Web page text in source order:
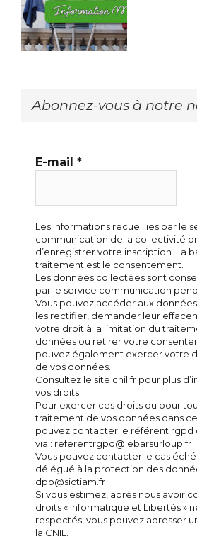
Abonnez-vous à notre
E-mail *
Les informations recueillies par le
communication de la collectivité
d’enregistrer votre inscription. La
traitement est le consentement.
Les données collectées sont
par le service communication
Vous pouvez accéder aux
les rectifier, demander leur
votre droit à la limitation du
données ou retirer votre
pouvez également exercer votre
de vos données.
Consultez le site cnil.fr pour plus
vos droits.
Pour exercer ces droits ou pour
traitement de vos données dans
pouvez contacter le référent rgpd
via : referentrgpd@lebarsurloup.fr
Vous pouvez contacter le cas
délégué à la protection des
dpo@sictiam.fr
Si vous estimez, après nous avoir
droits « Informatique et Libertés »
respectés, vous pouvez adresser
la CNIL.